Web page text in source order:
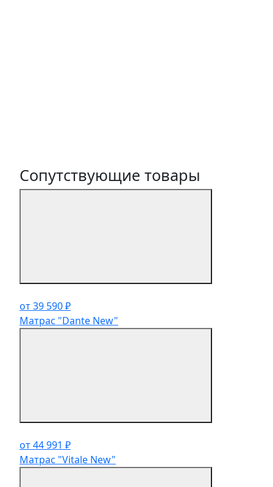
Сопутствующие товары
от 39 590 ₽
Матрас "Dante New"
от 44 991 ₽
Матрас "Vitale New"